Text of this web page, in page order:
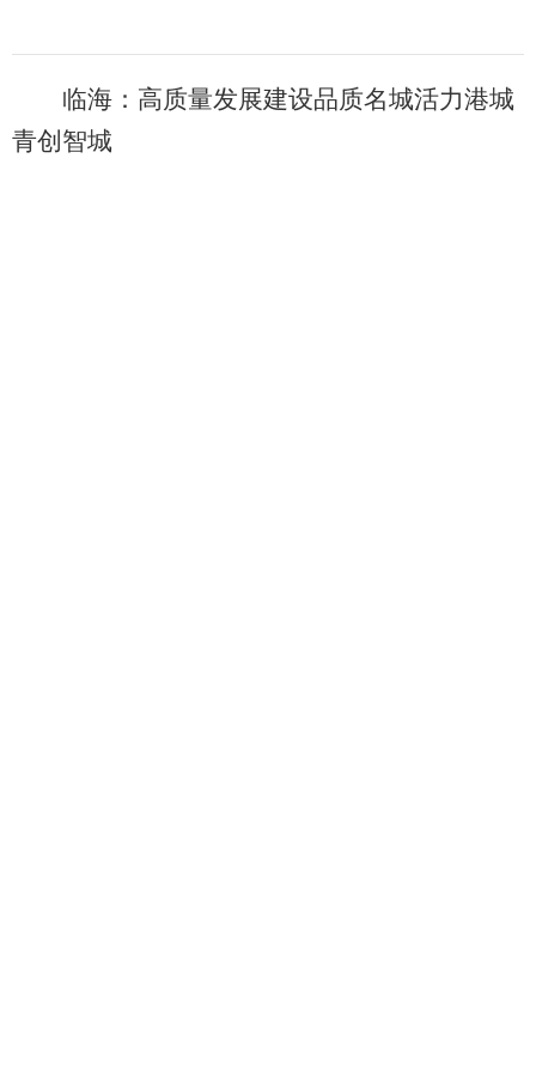
临海：高质量发展建设品质名城活力港城
青创智城